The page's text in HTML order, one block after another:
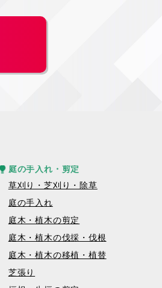
庭の手入れ・剪定
草刈り・芝刈り・除草
庭の手入れ
庭木・植木の剪定
庭木・植木の伐採・伐根
庭木・植木の移植・植替
芝張り